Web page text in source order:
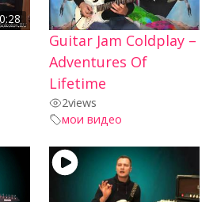
Guitar Jam Coldplay –
Adventures Of
Lifetime
2views
мои видео